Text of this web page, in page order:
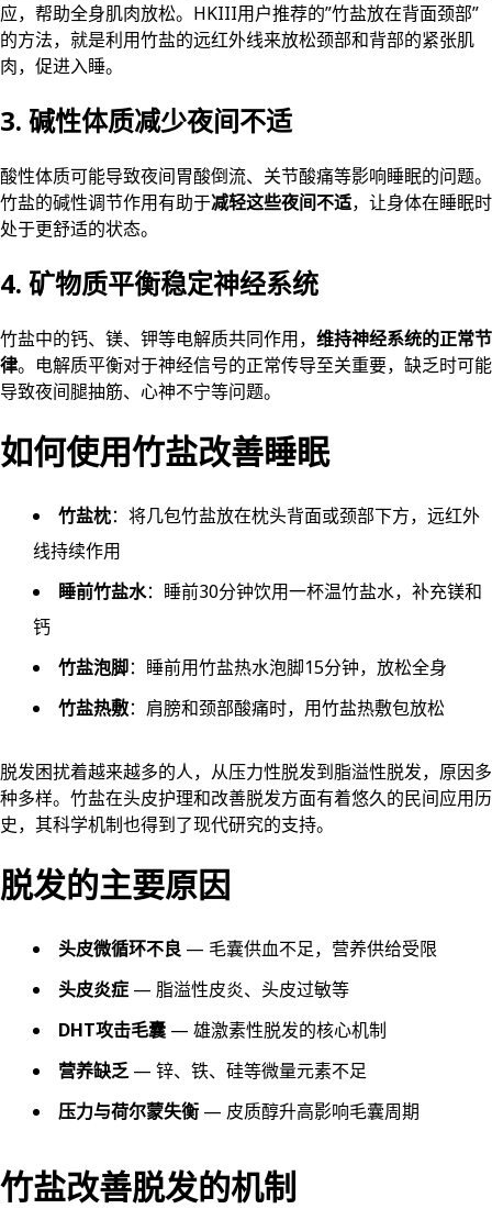
应，帮助全身肌肉放松。HKIII用户推荐的”竹盐放在背面颈部”
的方法，就是利用竹盐的远红外线来放松颈部和背部的紧张肌
肉，促进入睡。
3. 碱性体质减少夜间不适
酸性体质可能导致夜间胃酸倒流、关节酸痛等影响睡眠的问题。
竹盐的碱性调节作用有助于减轻这些夜间不适，让身体在睡眠时
处于更舒适的状态。
4. 矿物质平衡稳定神经系统
竹盐中的钙、镁、钾等电解质共同作用， 维持神经系统的正常节
律。电解质平衡对于神经信号的正常传导至关重要，缺乏时可能
导致夜间腿抽筋、心神不宁等问题。
如何使用竹盐改善睡眠
竹盐枕：将几包竹盐放在枕头背面或颈部下方，远红外
线持续作用
睡前竹盐水：睡前30分钟饮用一杯温竹盐水，补充镁和
钙
竹盐泡脚：睡前用竹盐热水泡脚15分钟，放松全身
竹盐热敷：肩膀和颈部酸痛时，用竹盐热敷包放松
脱发困扰着越来越多的人，从压力性脱发到脂溢性脱发，原因多
种多样。竹盐在头皮护理和改善脱发方面有着悠久的民间应用历
史，其科学机制也得到了现代研究的支持。
脱发的主要原因
头皮微循环不良 — 毛囊供血不足，营养供给受限
头皮炎症 — 脂溢性皮炎、头皮过敏等
DHT攻击毛囊 — 雄激素性脱发的核心机制
营养缺乏— 锌、铁、硅等微量元素不足
压力与荷尔蒙失衡 — 皮质醇升高影响毛囊周期
竹盐改善脱发的机制